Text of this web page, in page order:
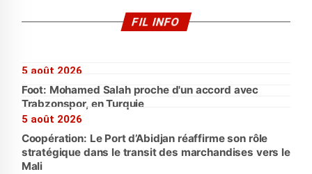
FIL INFO
5 août 2026
Foot: Mohamed Salah proche d'un accord avec
Trabzonspor, en Turquie
5 août 2026
Coopération: Le Port d’Abidjan réaffirme son rôle
stratégique dans le transit des marchandises vers le
Mali